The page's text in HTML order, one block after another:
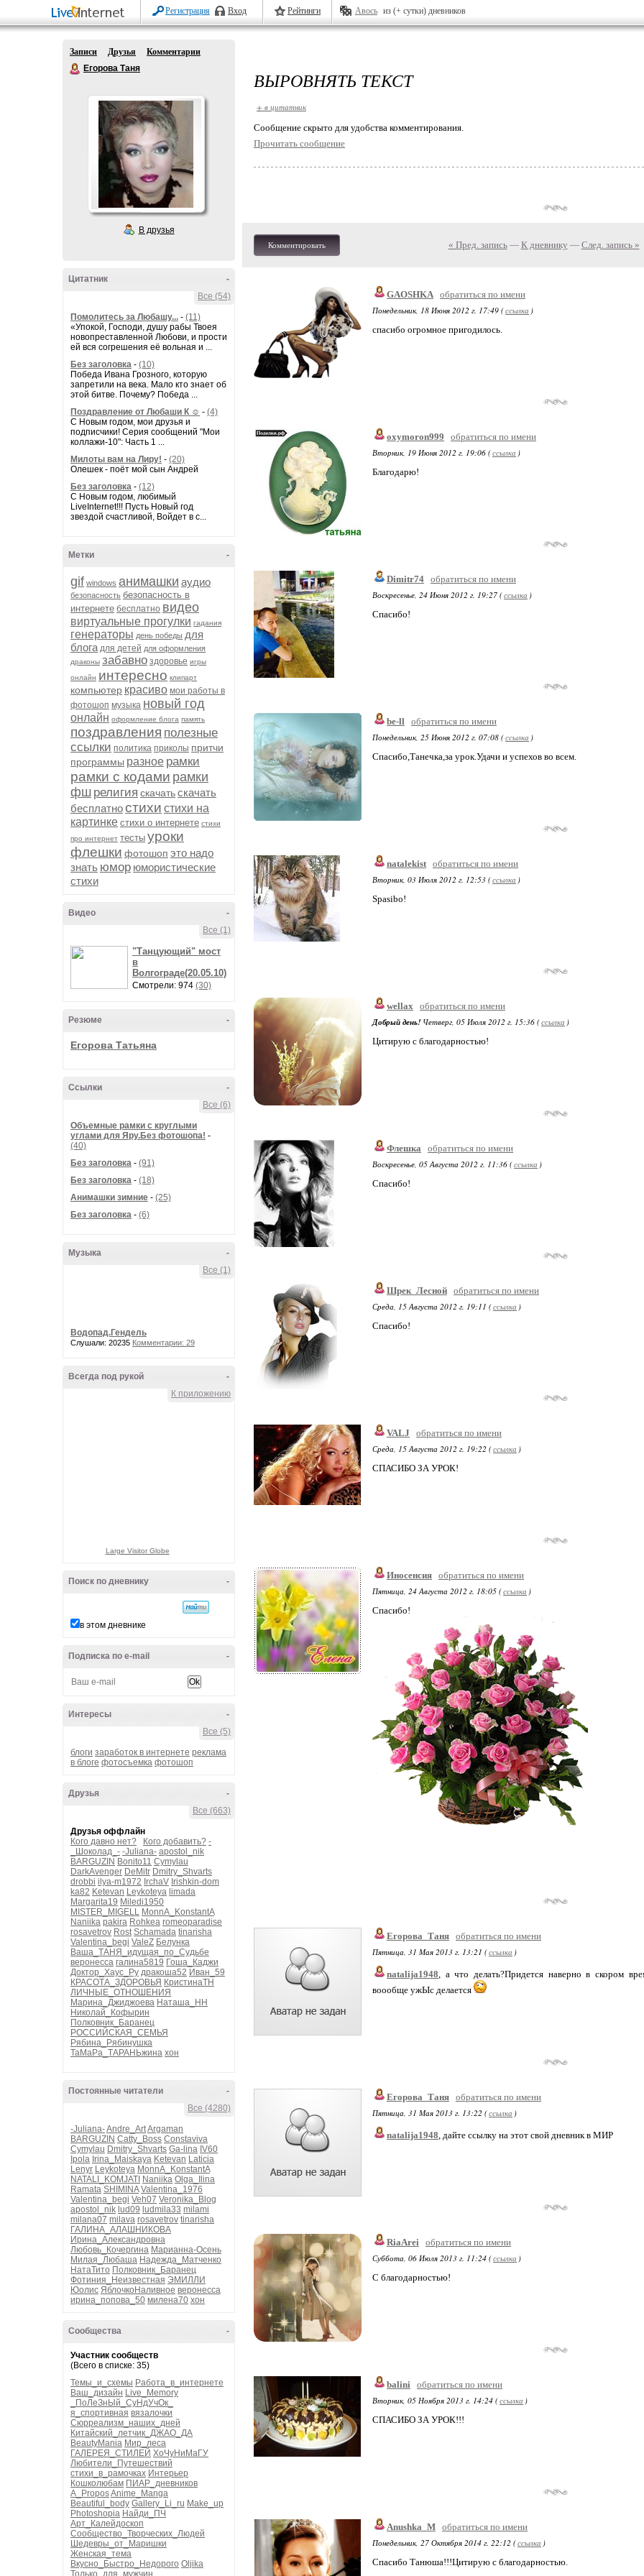
Регистрация Вход Рейтинги Авось из (+ сутки) дневников
Записи Друзья
Комментарии
Егорова Таня
В друзья
-
Цитатник
Все (54)
Помолитесь за Любашу... - (11)
«Упокой, Господи, душу рабы Твоея
новопреставленной Любови, и прости
ей вся согрешения её вольная и ...
Без заголовка - (10)
Победа Ивана Грозного, которую
запретили на века. Мало кто знает об
этой битве. Почему? Победа ...
Поздравление от Любаши К ☺ - (4)
С Новым годом, мои друзья и
подписчики! Серия сообщений "Мои
коллажи-10": Часть 1 ...
Милоты вам на Лиру! - (20)
Олешек - поёт мой сын Андрей
Без заголовка - (12)
С Новым годом, любимый
LiveInternet!!! Пусть Новый год
звездой счастливой, Войдет в с...
-
Метки
gif windows анимашки аудио
безопасность безопасность в
интернете бесплатно видео
виртуальные прогулки гадания
генераторы день победы для
блога для детей для оформления
драконы забавно здоровье игры
онлайн интересно клипарт
компьютер красиво мои работы в
фотошоп музыка новый год
онлайн оформление блога память
поздравления полезные
ссылки политика приколы притчи
программы разное рамки
рамки с кодами рамки
фш религия скачатьскачать
бесплатностихи стихи на
картинке стихи о интернете стихи
про интернет тесты уроки
флешки фотошоп это надо
знать юмор юмористические
стихи
-
Видео
Все (1)
"Танцующий" мост
в
Волгограде(20.05.10)
Смотрели: 974 (30)
-
Резюме
Егорова Татьяна
-
Ссылки
Все (6)
Объемные рамки с круглыми
углами для Яру.Без фотошопа! -
(40)
Без заголовка - (91)
Без заголовка - (18)
Анимашки зимние - (25)
Без заголовка - (6)
-
Музыка
Все (1)
Водопад.Гендель
Слушали: 20235 Комментарии: 29
-
Всегда под рукой
К приложению
Large Visitor Globe
-
Поиск по дневнику
в этом дневнике
-
Подписка по e-mail
-
Интересы
Все (5)
блоги заработок в интернете реклама
в блоге фотосъемка фотошоп
-
Друзья
Все (663)
Друзья оффлайн
Кого давно нет?
Кого добавить? -
_Шоколад_- -Juliana- apostol_nik
BARGUZIN Bonito11 Cymylau
DarkAvenger DeMitr Dmitry_Shvarts
drobbi ilya-m1972 IrchaV Irishkin-dom
ka82 Ketevan Leykoteya limada
Margarita19 Miledi1950
MISTER_MIGELL MonnA_KonstantA
Naniika pakira Rohkea romeoparadise
rosavetrov Rost Schamada tinarisha
Valentina_begi ValeZ Белунка
Ваша_ТАНЯ_идущая_по_Судьбе
веронесса галина5819 Гоша_Каджи
Доктор_Хаус_Ру дракоша52 Иван_59
КРАСОТА_ЗДОРОВЬЯ КристинаТН
ЛИЧНЫЕ_ОТНОШЕНИЯ
Марина_Джиджоева Наташа_НН
Николай_Кофырин
Полковник_Баранец
РОССИЙСКАЯ_СЕМЬЯ
Рябина_Рябинушка
ТаМаРа_ТАРАНЬжина хон
-
Постоянные читатели
Все (4280)
-Juliana-Andre_ArtArgaman
BARGUZIN Catty_Boss Constaviva
Cymylau Dmitry_Shvarts Ga-lina IV60
Ipola Irina_Maiskaya Ketevan Laticia
Lenyr Leykoteya MonnA_KonstantA
NATALI_KOMJATI Naniika Olga_Ilina
Ramata SHIMINA Valentina_1976
Valentina_begi Veh07 Veronika_Blog
apostol_nik lud09 ludmila33 milami
milana07 milava rosavetrov tinarisha
ГАЛИНА_АЛАШНИКОВА
Ирина_Александровна
Любовь_Кочергина Марианна-Осень
Милая_Любаша Надежда_Матченко
НатаТито Полковник_Баранец
Фотиния_Неизвестная ЭМИЛЛИ
Юолис ЯблочкоНаливное веронесса
ирина_попова_50 милена70 хон
-
Сообщества
Участник сообществ
(Всего в списке: 35)
Темы_и_схемы Работа_в_интернете
Ваш_дизайн Live_Memory
_ПоЛеЗнЫй_СуНдУчОк_
я_спортивная вязалочки
Сюрреализм_наших_дней
Китайский_летчик_ДЖАО_ДА
BeautyMania Мир_леса
ГАЛЕРЕЯ_СТИЛЕЙ ХоЧуНиМаГУ
Любители_Путешествий
стихи_в_рамочках Интерьер
Кошколюбам ПИАР_дневников
A_ProposAnime_Manga
Beautiful_body Gallery_Li_ru Make_up
Photoshopia Найди_ПЧ
Арт_Калейдоскоп
Сообщество_Творческих_Людей
Шедевры_от_Маришки
Женская_тема
Вкусно_Быстро_Недорого Oljika
Только_для_мужчин
ВЫРОВНЯТЬ ТЕКСТ
+ в цитатник
Cообщение скрыто для удобства комментирования.
Прочитать сообщение
Комментировать « Пред. запись— К дневнику — След. запись »
GAOSHKA обратиться по имени
Понедельник, 18 Июня 2012 г. 17:49 (ссылка )
спасибо огромное пригодилось.
oxymoron999
обратиться по имени
Вторник, 19 Июня 2012 г. 19:06 (ссылка )
Благодарю!
Dimitr74 обратиться по имени
Воскресенье, 24 Июня 2012 г. 19:27 (ссылка )
Спасибо!
be-ll обратиться по имени
Понедельник, 25 Июня 2012 г. 07:08 (ссылка )
Спасибо,Танечка,за урок.Удачи и успехов во всем.
natalekist обратиться по имени
Вторник, 03 Июля 2012 г. 12:53 (ссылка )
Spasibo!
wellax обратиться по имени
Добрый день! Четверг, 05 Июля 2012 г. 15:36 (ссылка )
Цитирую с благодарностью!
Флешка
обратиться по имени
Воскресенье, 05 Августа 2012 г. 11:36 (ссылка )
Спасибо!
Шрек_Лесной обратиться по имени
Среда, 15 Августа 2012 г. 19:11 (ссылка )
Спасибо!
VALJ
обратиться по имени
Среда, 15 Августа 2012 г. 19:22 (ссылка )
СПАСИБО ЗА УРОК!
Иносенсия обратиться по имени
Пятница, 24 Августа 2012 г. 18:05 (ссылка )
Спасибо!
Егорова_Таня обратиться по имени
Пятница, 31 Мая 2013 г. 13:21 (ссылка )
natalija1948, а что делать?Придется наверно в скором
воообще ужЫс делается
Егорова_Таня обратиться по имени
Пятница, 31 Мая 2013 г. 13:22 (ссылка )
natalija1948, дайте ссылку на этот свой дневник в МИР
RiaArei обратиться по имени
Суббота, 06 Июля 2013 г. 11:24 (ссылка )
С благодарностью!
balini обратиться по имени
Вторник, 05 Ноября 2013 г. 14:24 (ссылка )
СПАСИБО ЗА УРОК!!!
Anushka_M обратиться по имени
Понедельник, 27 Октября 2014 г. 22:12 (ссылка )
Спасибо Танюша!!!Цитирую с благодарностью.